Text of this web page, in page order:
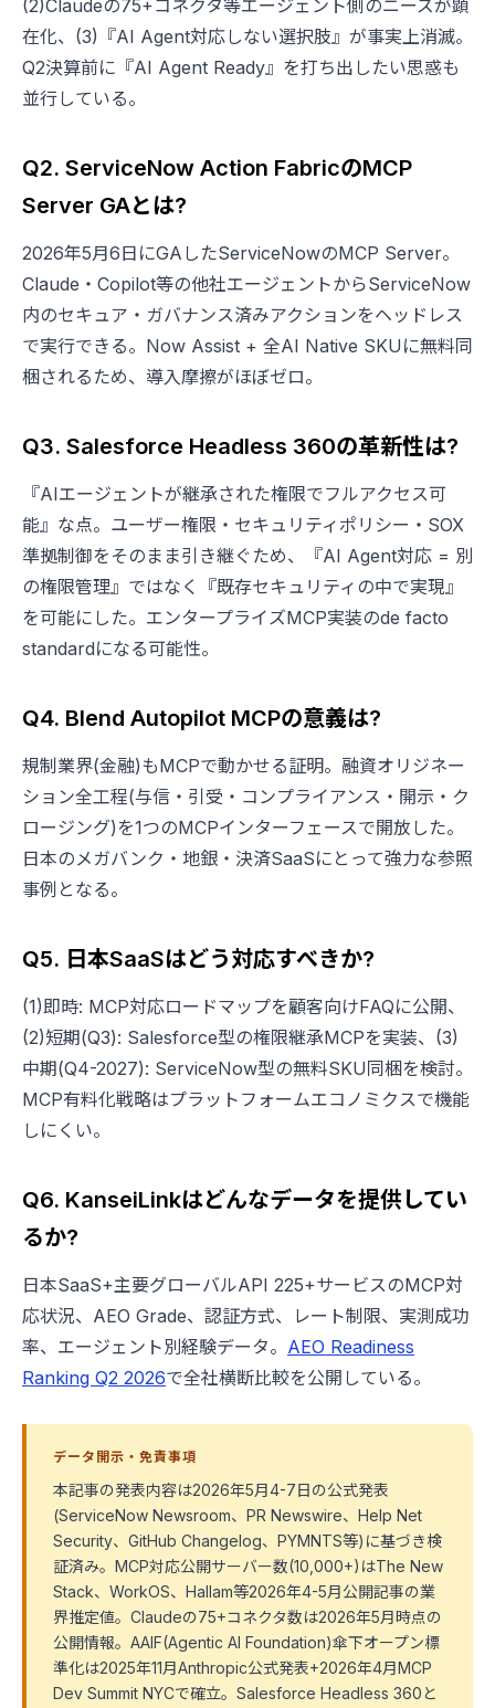
(2)Claudeの75+コネクタ等エージェント側のニーズが顕
在化、(3)『AI Agent対応しない選択肢』が事実上消滅。
Q2決算前に『AI Agent Ready』を打ち出したい思惑も
並行している。
Q2. ServiceNow Action FabricのMCP
Server GAとは?
2026年5月6日にGAしたServiceNowのMCP Server。
Claude・Copilot等の他社エージェントからServiceNow
内のセキュア・ガバナンス済みアクションをヘッドレス
で実行できる。Now Assist + 全AI Native SKUに無料同
梱されるため、導入摩擦がほぼゼロ。
Q3. Salesforce Headless 360の革新性は?
『AIエージェントが継承された権限でフルアクセス可
能』な点。ユーザー権限・セキュリティポリシー・SOX
準拠制御をそのまま引き継ぐため、『AI Agent対応 = 別
の権限管理』ではなく『既存セキュリティの中で実現』
を可能にした。エンタープライズMCP実装のde facto
standardになる可能性。
Q4. Blend Autopilot MCPの意義は?
規制業界(金融)もMCPで動かせる証明。融資オリジネー
ション全工程(与信・引受・コンプライアンス・開示・ク
ロージング)を1つのMCPインターフェースで開放した。
日本のメガバンク・地銀・決済SaaSにとって強力な参照
事例となる。
Q5. 日本SaaSはどう対応すべきか?
(1)即時: MCP対応ロードマップを顧客向けFAQに公開、
(2)短期(Q3): Salesforce型の権限継承MCPを実装、(3)
中期(Q4-2027): ServiceNow型の無料SKU同梱を検討。
MCP有料化戦略はプラットフォームエコノミクスで機能
しにくい。
Q6. KanseiLinkはどんなデータを提供してい
るか?
日本SaaS+主要グローバルAPI 225+サービスのMCP対
応状況、AEO Grade、認証方式、レート制限、実測成功
率、エージェント別経験データ。 AEO Readiness
Ranking Q2 2026で全社横断比較を公開している。
データ開示・免責事項
本記事の発表内容は2026年5月4-7日の公式発表
(ServiceNow Newsroom、PR Newswire、Help Net
Security、GitHub Changelog、PYMNTS等)に基づき検
証済み。MCP対応公開サーバー数(10,000+)はThe New
Stack、WorkOS、Hallam等2026年4-5月公開記事の業
界推定値。Claudeの75+コネクタ数は2026年5月時点の
公開情報。AAIF(Agentic AI Foundation)傘下オープン標
準化は2025年11月Anthropic公式発表+2026年4月MCP
Dev Summit NYCで確立。Salesforce Headless 360と